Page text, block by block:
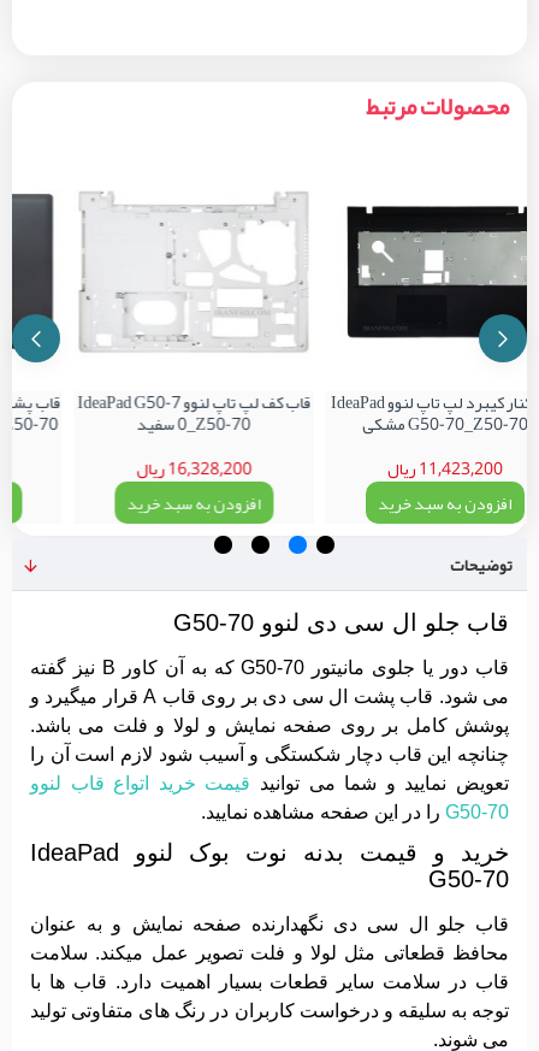
محصولات مرتبط
قاب کنار کیبرد لپ تاپ لنوو IdeaPad
G50-70_Z50-70 مشکی
11,423,200 ریال
افزودن به سبد خرید
قاب کف لپ تاپ لنوو IdeaPad G50-7
0_Z50-70 سفید
16,328,200 ریال
افزودن به سبد خرید
توضیحات
قاب جلو ال سی دی لنوو G50-70
قاب دور یا جلوی مانیتور G50-70 که به آن کاور B نیز گفته
می شود. قاب پشت ال سی دی بر روی قاب A قرار میگیرد و
پوشش کامل بر روی صفحه نمایش و لولا و فلت می باشد.
چنانچه این قاب دچار شکستگی و آسیب شود لازم است آن را
تعویض نمایید و شما می توانید قیمت خرید اتواع قاب لنوو
G50-70 را در این صفحه مشاهده نمایید.
خرید و قیمت بدنه نوت بوک لنوو IdeaPad
G50-70
قاب جلو ال سی دی نگهدارنده صفحه نمایش و به عنوان
محافظ قطعاتی مثل لولا و فلت تصویر عمل میکند. سلامت
قاب در سلامت سایر قطعات بسیار اهمیت دارد. قاب ها با
توجه به سلیقه و درخواست کاربران در رنگ های متفاوتی تولید
می شوند.